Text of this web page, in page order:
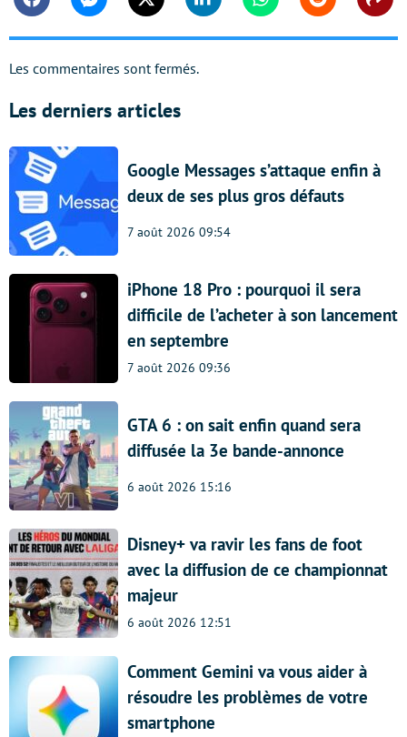
FacebookMessengerTwitter Linkedin WhatsappReddit
Les commentaires sont fermés.
Les derniers articles
Google Messages s’attaque enfin à
deux de ses plus gros défauts
7 août 2026 09:54
iPhone 18 Pro : pourquoi il sera
difficile de l’acheter à son lancement
en septembre
7 août 2026 09:36
GTA 6 : on sait enfin quand sera
diffusée la 3e bande-annonce
6 août 2026 15:16
Disney+ va ravir les fans de foot
avec la diffusion de ce championnat
majeur
6 août 2026 12:51
Comment Gemini va vous aider à
résoudre les problèmes de votre
smartphone